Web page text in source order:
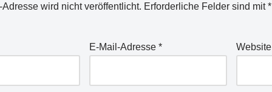
wird nicht veröffentlicht. Erforderliche Felder sind mit*
E-Mail-Adresse* Website